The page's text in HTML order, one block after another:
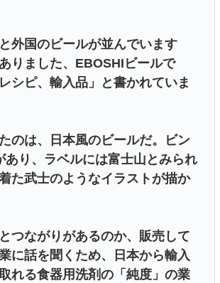
外国のビールが並んでいます
りました、EBOSHIビールで
シピ、輸入品」と書かれていま
のは、日本風のビールだ。ビン
あり、ラベルには富士山とみられ
た武士のようなイラストが描か
つながりがあるのか、販売して
に話を聞くため、日本から輸入
れる食器用洗剤の「純度」の業